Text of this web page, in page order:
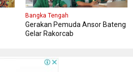
Bangka Tengah
Gerakan Pemuda Ansor Bateng
Gelar Rakorcab